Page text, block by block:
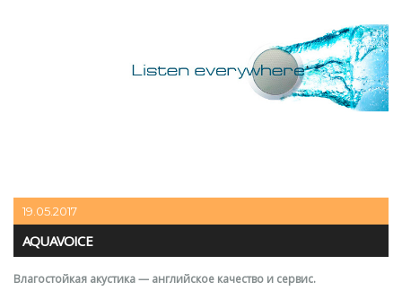
19.05.2017
AQUAVOICE
Влагостойкая акустика — английское качество и сервис.